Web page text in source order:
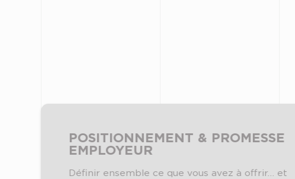
POSITIONNEMENT & PROMESSE
EMPLOYEUR
Définir ensemble ce que vous avez à offrir… et